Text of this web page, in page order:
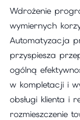
Wdrożenie
wymiernych
Automatyzacja
przyspiesza
ogólną
w kompletacji i
obsługi klienta i
rozmieszczenie